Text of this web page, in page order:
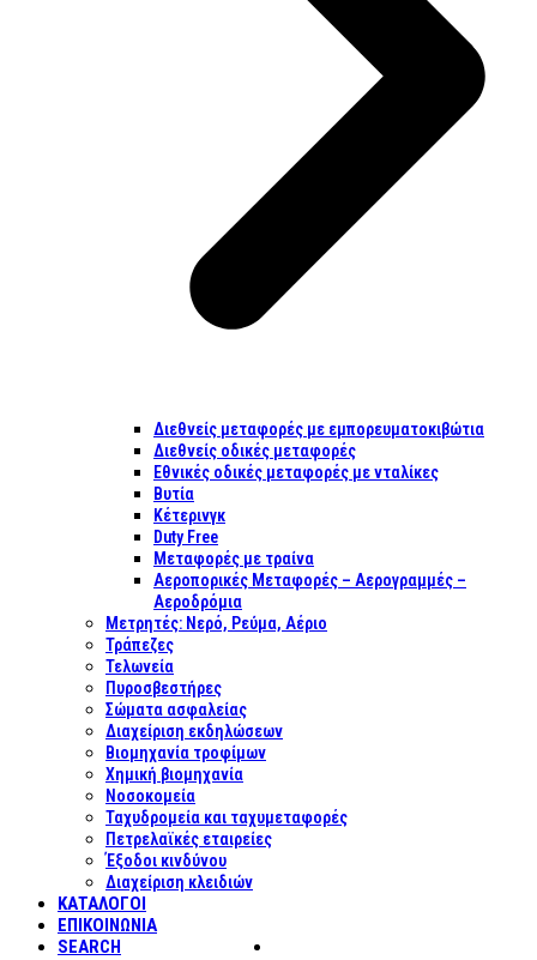
Διεθνείς μεταφορές με εμπορευματοκιβώτια
Διεθνείς οδικές μεταφορές
Εθνικές οδικές μεταφορές με νταλίκες
Βυτία
Κέτερινγκ
Duty Free
Μεταφορές με τραίνα
Αεροπορικές Μεταφορές – Αερογραμμές –
Αεροδρόμια
Μετρητές: Νερό, Ρεύμα, Αέριο
Τράπεζες
Τελωνεία
Πυροσβεστήρες
Σώματα ασφαλείας
Διαχείριση εκδηλώσεων
Βιομηχανία τροφίμων
Χημική βιομηχανία
Νοσοκομεία
Ταχυδρομεία και ταχυμεταφορές
Πετρελαϊκές εταιρείες
Έξοδοι κινδύνου
Διαχείριση κλειδιών
ΚΑΤΑΛΟΓΟΙ
ΕΠΙΚΟΙΝΩΝΊΑ
SEARCH